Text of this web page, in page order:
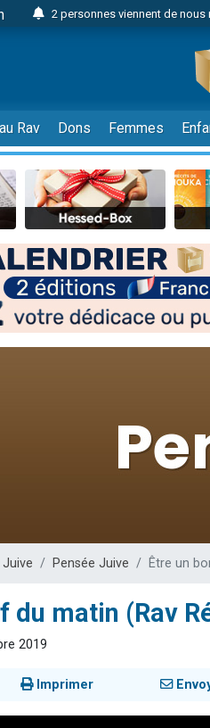
2 personnes viennent de
3 personnes viennent de
2 personnes viennent de
3 personnes viennent de
11 personnes viennent de
3 personnes viennent de
Il reste 49 places pour
2 personnes viennent de
29 personnes viennent de
Il reste 49 places pour
2 personnes viennent de
6 personnes viennent de
17 personnes viennent de
4 personnes viennent de
Il reste 49 places pour
Rav Dons Femmes
Juive Pensée Juive Être un
du matin (Rav
2019
Imprimer